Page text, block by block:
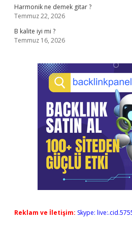
Harmonik ne demek gitar ?
Temmuz 22, 2026
B kalite iyi mi ?
Temmuz 16, 2026
Reklam ve İletişim: Skype: